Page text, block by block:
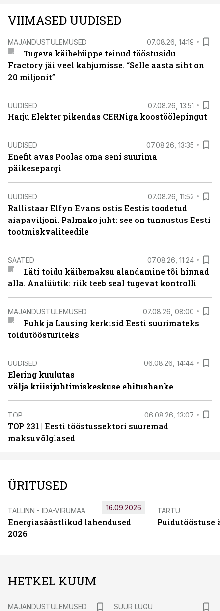
VIIMASED UUDISED
MAJANDUSTULEMUSED 07.08.26, 14:19
Tugeva käibehüppe teinud tööstusidu
Fractory jäi veel kahjumisse. “Selle aasta siht on
20 miljonit”
UUDISED 07.08.26, 13:51
Harju Elekter pikendas CERNiga koostöölepingut
UUDISED 07.08.26, 13:35
Enefit avas Poolas oma seni suurima
päikesepargi
UUDISED 07.08.26, 11:52
Rallistaar Elfyn Evans ostis Eestis toodetud
aiapaviljoni. Palmako juht: see on tunnustus Eesti
tootmiskvaliteedile
SAATED 07.08.26, 11:24
Läti toidu käibemaksu alandamine tõi hinnad
alla. Analüütik: riik teeb seal tugevat kontrolli
MAJANDUSTULEMUSED 07.08.26, 08:00
Puhk ja Lausing kerkisid Eesti suurimateks
toidutöösturiteks
UUDISED 06.08.26, 14:44
Elering kuulutas
välja kriisijuhtimiskeskuse ehitushanke
TOP 06.08.26, 13:07
TOP 231 | Eesti tööstussektori suuremad
maksuvõlglased
ÜRITUSED
TALLINN - IDA-VIRUMAA
Energiasäästlikud lahendused
2026
16.09.2026 TARTU
Puidutööstuse
HETKEL KUUM
MAJANDUSTULEMUSED SUUR LUGU